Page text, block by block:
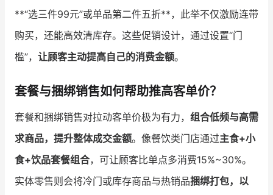
**“选三件99元”或单品第二件五折**，此举不仅激励连带
购买，还能高效清库存。这些促销设计，通过设置“门
槛”， 让顾客主动提高自己的消费金额。
套餐与捆绑销售如何帮助推高客单价？
套餐和捆绑销售对拉动客单价极为有力， 组合低频与高需
求商品，提升整体成交金额。像餐饮类门店通过主食+小
食+饮品套餐组合，可让顾客比单点多消费15%~30%。
实体零售则会将冷门或库存商品与热销品捆绑打包，以